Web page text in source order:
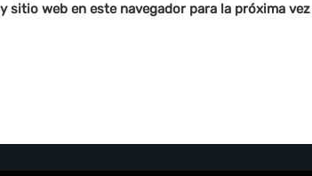
sitio web en este navegador para la próxima